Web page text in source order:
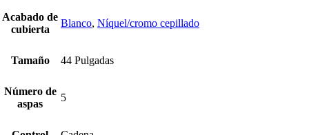
Acabado de
cubierta
Blanco, Níquel/cromo cepillado
Tamaño 44 Pulgadas
Número de
aspas
5